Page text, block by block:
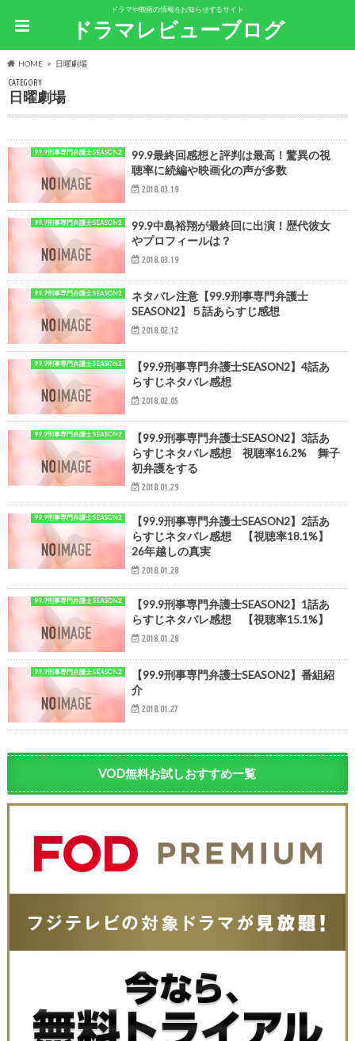
ドラマや映画の情報をお知らせするサイト
ドラマレビューブログ
HOME 日曜劇場
CATEGORY
日曜劇場
99.9刑事専門弁護士SEASON2
99.9最終回感想と評判は最高！驚異の視
聴率に続編や映画化の声が多数
2018.03.19
99.9刑事専門弁護士SEASON2
99.9中島裕翔が最終回に出演！歴代彼女
やプロフィールは？
2018.03.19
99.9刑事専門弁護士SEASON2
ネタバレ注意【99.9刑事専門弁護士
SEASON2】５話あらすじ感想
2018.02.12
99.9刑事専門弁護士SEASON2
【99.9刑事専門弁護士SEASON2】4話あ
らすじネタバレ感想
2018.02.05
99.9刑事専門弁護士SEASON2
【99.9刑事専門弁護士SEASON2】3話あ
らすじネタバレ感想 視聴率16.2% 舞子
初弁護をする
2018.01.29
99.9刑事専門弁護士SEASON2
【99.9刑事専門弁護士SEASON2】2話あ
らすじネタバレ感想 【視聴率18.1%】
26年越しの真実
2018.01.28
99.9刑事専門弁護士SEASON2
【99.9刑事専門弁護士SEASON2】1話あ
らすじネタバレ感想 【視聴率15.1%】
2018.01.28
99.9刑事専門弁護士SEASON2
【99.9刑事専門弁護士SEASON2】番組紹
介
2018.01.27
VOD無料お試しおすすめ一覧